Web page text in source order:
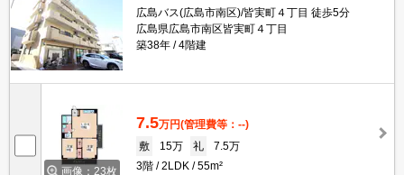
広島バス(広島市南区)/皆実町４丁目 徒歩5分
広島県広島市南区皆実町４丁目
築38年
4階建
画像：23枚
7.5万円(管理費等：--)
敷
15万 礼
7.5万
3階
2LDK 55m²